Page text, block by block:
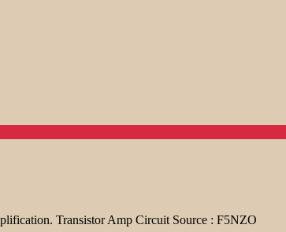
Transistor Amp Circuit Source : F5NZO